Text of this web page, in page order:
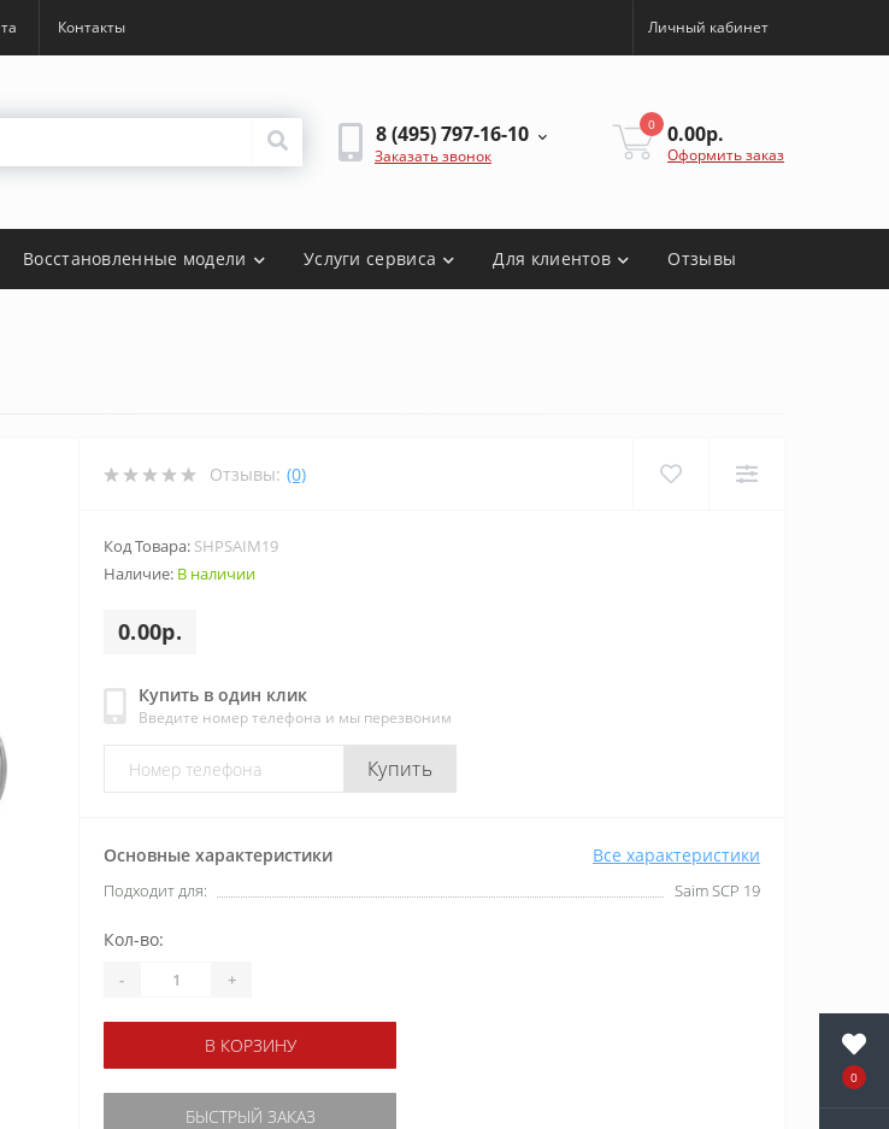
0
Контакты Личный кабинет
8 (495) 797-16-10
Заказать звонок
0 0.00р.
Оформить заказ
Восстановленные модели Услуги сервиса Для клиентов Отзывы
Отзывы: (0)
Код Товара: SHPSAIM19
Наличие: В наличии
0.00р.
Купить в один клик
Введите номер телефона и мы перезвоним
Купить
Основные характеристики Все характеристики
Подходит для: Saim SCP 19
Кол-во:
- +
В КОРЗИНУ
БЫСТРЫЙ ЗАКАЗ